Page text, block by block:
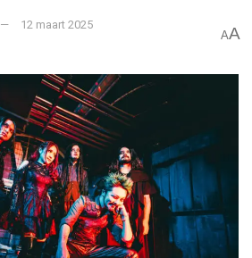
12 maart 2025
AA